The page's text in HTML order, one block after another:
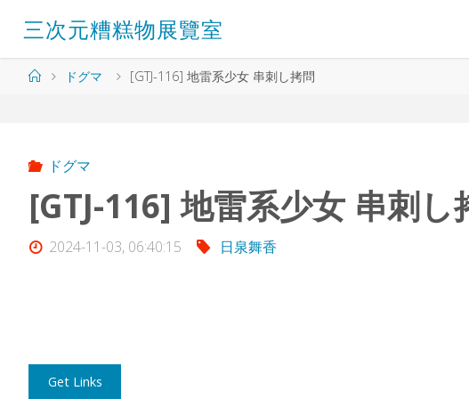
三次元糟糕物展覽室
ホ
ドグマ [GTJ-116] 地雷系少女 串刺し拷問
ドグマ
[GTJ-116] 地雷系少女 串刺し
2024-11-03, 06:40:15 日泉舞香